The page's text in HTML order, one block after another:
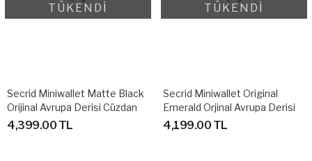
TÜKENDİ
Secrid Miniwallet Matte Black
Orijinal Avrupa Derisi Cüzdan
4,399.00 TL
TÜKENDİ
Secrid Miniwallet Original
Emerald Orjinal Avrupa Derisi
Cüzdan
4,199.00 TL